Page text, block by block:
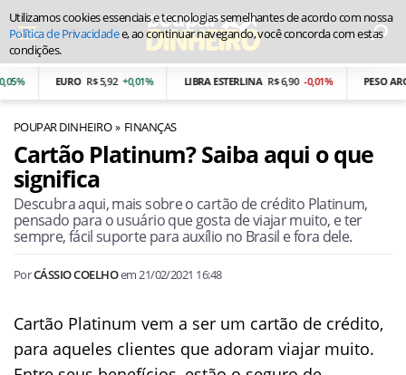
EURO R$ 5,92 +0,01% LIBRA ESTERLINA R$ 6,90 -0,01% PESO
POUPAR DINHEIRO FINANÇAS
Cartão Platinum? Saiba aqui o que
significa
Descubra aqui, mais sobre o cartão de crédito Platinum,
pensado para o usuário que gosta de viajar muito, e ter
sempre, fácil suporte para auxílio no Brasil e fora dele.
PorCÁSSIO COELHOem21/02/2021 16:48
Cartão Platinum vem a ser um cartão de crédito,
para aqueles clientes que adoram viajar muito.
Utilizamos cookies essenciais e tecnologias semelhantes de acordo com nossa
Política de Privacidadee, ao continuar navegando, você concorda com estas
condições.